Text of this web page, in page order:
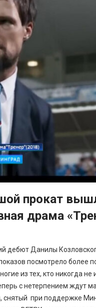
прокат
драма
дебют Данилы
посмотрело более
из тех, кто никогда не
с нетерпением ждут
снятый при поддержке